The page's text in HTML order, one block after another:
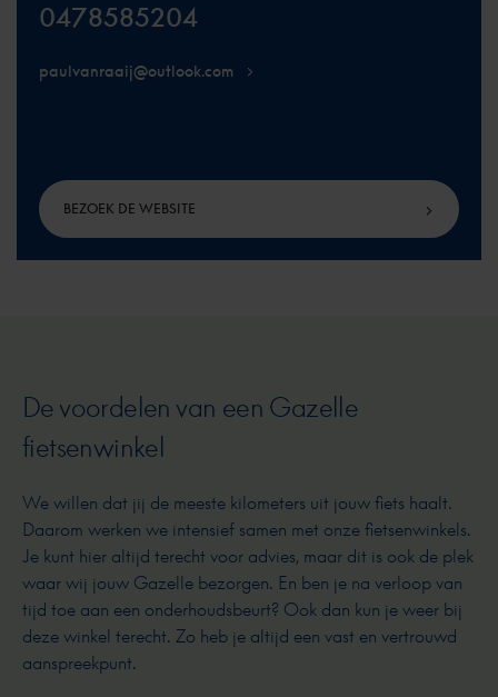
0478585204
paulvanraaij@outlook.com
BEZOEK DE WEBSITE
De voordelen van een Gazelle
fietsenwinkel
We willen dat jij de meeste kilometers uit jouw fiets haalt.
Daarom werken we intensief samen met onze fietsenwinkels.
Je kunt hier altijd terecht voor advies, maar dit is ook de plek
waar wij jouw Gazelle bezorgen. En ben je na verloop van
tijd toe aan een onderhoudsbeurt? Ook dan kun je weer bij
deze winkel terecht. Zo heb je altijd een vast en vertrouwd
aanspreekpunt.